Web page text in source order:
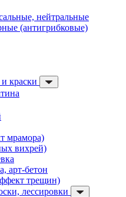
нейтральные
(антигрибковые)
краски
мрамора)
вихрей)
арт-бетон
трещин)
лессировки